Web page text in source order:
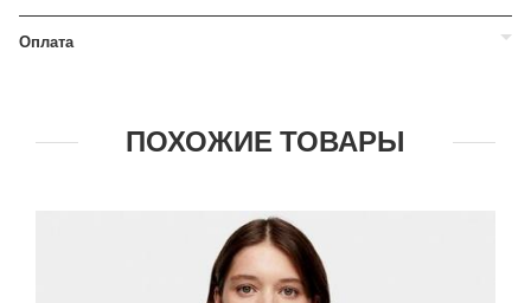
Оплата
ПОХОЖИЕ ТОВАРЫ